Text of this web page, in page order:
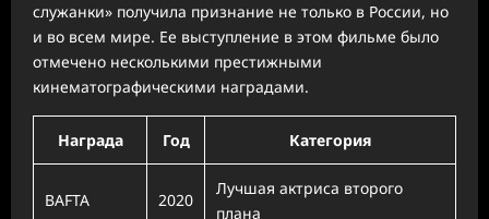
служанки» получила признание не только в России, но
и во всем мире. Ее выступление в этом фильме было
отмечено несколькими престижными
кинематографическими наградами.
Награда Год Категория
BAFTA 2020
Лучшая актриса второго
плана